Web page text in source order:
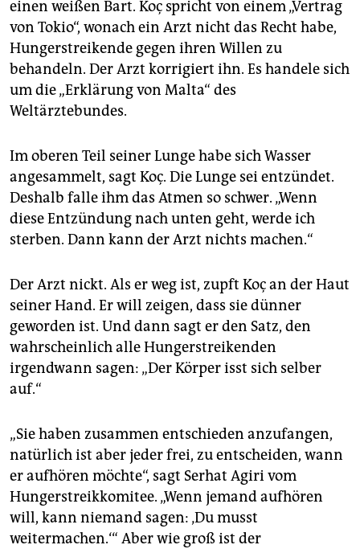
einen weißen Bart. Koç spricht von einem „Vertrag
von Tokio“, wonach ein Arzt nicht das Recht habe,
Hungerstreikende gegen ihren Willen zu
behandeln. Der Arzt korrigiert ihn. Es handele sich
um die „Erklärung von Malta“ des
Weltärztebundes.
Im oberen Teil seiner Lunge habe sich Wasser
angesammelt, sagt Koç. Die Lunge sei entzündet.
Deshalb falle ihm das Atmen so schwer. „Wenn
diese Entzündung nach unten geht, werde ich
sterben. Dann kann der Arzt nichts machen.“
Der Arzt nickt. Als er weg ist, zupft Koç an der Haut
seiner Hand. Er will zeigen, dass sie dünner
geworden ist. Und dann sagt er den Satz, den
wahrscheinlich alle Hungerstreikenden
irgendwann sagen: „Der Körper isst sich selber
auf.“
„Sie haben zusammen entschieden anzufangen,
natürlich ist aber jeder frei, zu entscheiden, wann
er aufhören möchte“, sagt Serhat Agiri vom
Hungerstreikkomitee. „Wenn jemand aufhören
will, kann niemand sagen: ‚Du musst
weitermachen.‘ “ Aber wie groß ist der